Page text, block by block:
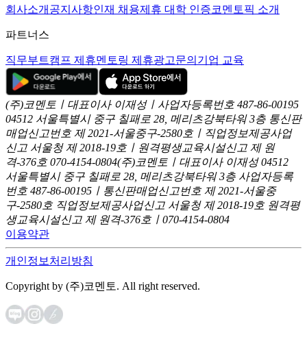
회사소개 공지사항인재 채용제휴 대학 인증코멘토픽 소개
파트너스
직무부트캠프 제휴멘토링 제휴광고문의 기업 교육
(주)코멘토ㅣ대표이사 이재성ㅣ사업자등록번호 487-86-00195
04512 서울특별시 중구 칠패로 28, 메리츠강북타워 3층 통신판
매업신고번호 제 2021-서울중구-2580호ㅣ직업정보제공사업
신고 서울청 제 2018-19호ㅣ원격평생교육시설신고 제 원
격-376호 070-4154-0804(주)코멘토ㅣ대표이사 이재성 04512
서울특별시 중구 칠패로 28, 메리츠강북타워 3층 사업자등록
번호 487-86-00195ㅣ통신판매업신고번호 제 2021-서울중
구-2580호 직업정보제공사업신고 서울청 제 2018-19호 원격평
생교육시설신고 제 원격-376호ㅣ070-4154-0804
이용약관
개인정보처리방침
Copyright by (주)코멘토. All right reserved.